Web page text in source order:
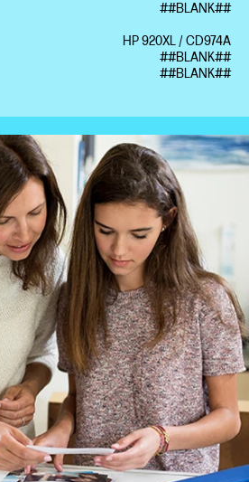
##BLANK##
HP 920XL / CD974A
##BLANK##
##BLANK##